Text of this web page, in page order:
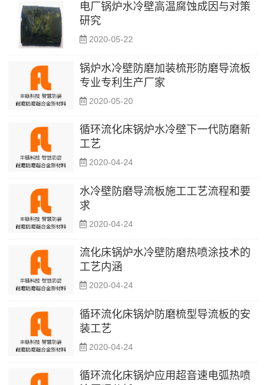
电厂锅炉水冷壁高温腐蚀成因与对策
研究
2020-05-22
锅炉水冷壁防磨加装梳形防磨导流板
专业专利生产厂家
2020-05-20
循环流化床锅炉水冷壁下一代防磨新
工艺
2020-04-24
水冷壁防磨导流板施工工艺流程和要
求
2020-04-24
流化床锅炉水冷壁防磨热喷涂技术的
工艺内涵
2020-04-24
循环流化床锅炉防磨梳型导流板的安
装工艺
2020-04-24
循环流化床锅炉应用超音速电弧热喷